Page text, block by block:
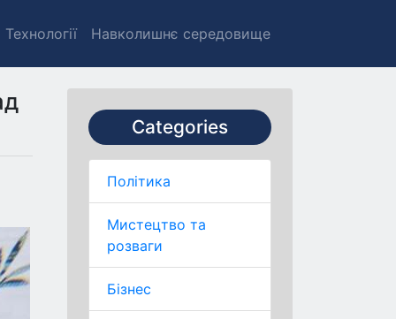
Технології Навколишнє середовище
Categories
Політика
Мистецтво та
розваги
Бізнес